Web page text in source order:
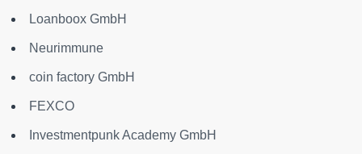
Loanboox GmbH
Neurimmune
coin factory GmbH
FEXCO
Investmentpunk Academy GmbH